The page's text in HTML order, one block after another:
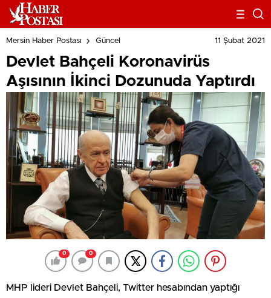
Mersin Haber Postası Güncel 11 Şubat 2021
Devlet Bahçeli Koronavirüs
Aşısının İkinci Dozunuda Yaptırdı
0 0
MHP lideri Devlet Bahçeli, Twitter hesabından yaptığı